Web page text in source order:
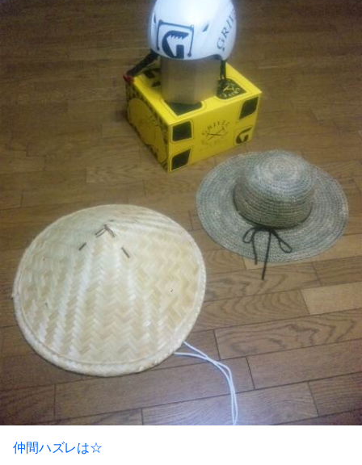
仲間ハズレは☆